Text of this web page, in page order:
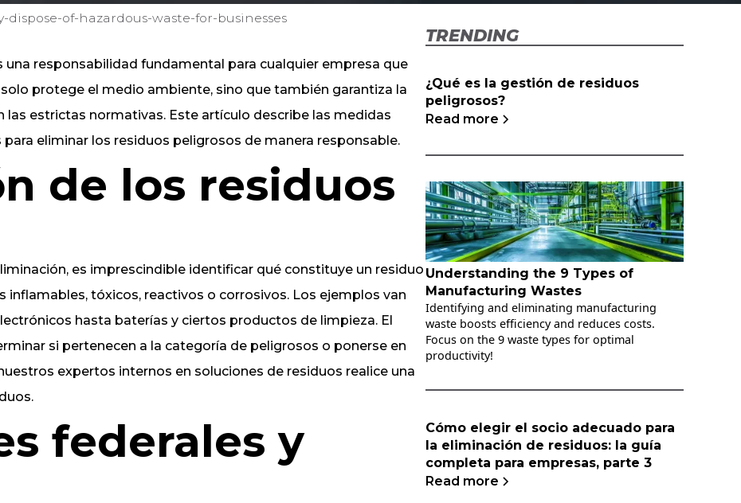
of-hazardous-waste-for-businesses
responsabilidad fundamental para cualquier empresa que
protege el medio ambiente, sino que también garantiza la
estrictas normativas. Este artículo describe las medidas
eliminar los residuos peligrosos de manera responsable.
de los residuos
es imprescindible identificar qué constituye un residuo
inflamables, tóxicos, reactivos o corrosivos. Los ejemplos van
hasta baterías y ciertos productos de limpieza. El
si pertenecen a la categoría de peligrosos o ponerse en
expertos internos en soluciones de residuos realice una
federales y
TRENDING
¿Qué es la gestión de residuos
peligrosos?
Read more
Understanding the 9 Types of
Manufacturing Wastes
Identifying and eliminating manufacturing
waste boosts efficiency and reduces costs.
Focus on the 9 waste types for optimal
productivity!
Cómo elegir el socio adecuado para
la eliminación de residuos: la guía
completa para empresas, parte 3
Read more